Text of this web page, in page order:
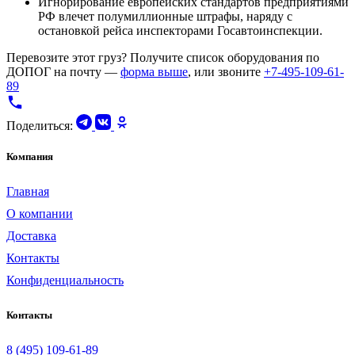
РФ влечет полумиллионные штрафы, наряду с
остановкой рейса инспекторами Госавтоинспекции.
Перевозите этот груз? Получите список оборудования по
ДОПОГ на почту — форма выше, или звоните +7-495-109-61-
89
Поделиться:
Компания
Главная
О компании
Доставка
Контакты
Конфиденциальность
Контакты
8 (495) 109-61-89